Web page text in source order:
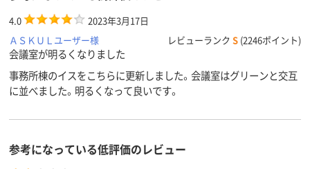
4.0
2023年3月17日
ＡＳＫＵＬユーザー様
レビューランク S (2246ポイント)
会議室が明るくなりました
事務所棟のイスをこちらに更新しました。会議室はグリーンと交互
に並べました。明るくなって良いです。
参考になっている低評価のレビュー